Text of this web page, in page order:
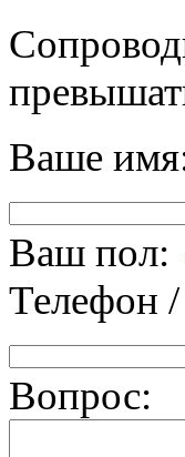
Ваше
Ваш пол:
Телефон
Вопрос: